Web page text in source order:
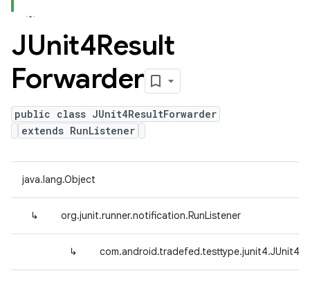
JUnit4Result
Forwarder
public class JUnit4ResultForwarder
extends RunListener
java.lang.Object
↳ org.junit.runner.notification.RunListener
↳